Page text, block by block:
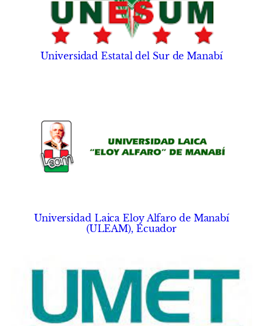
Universidad Estatal del Sur de Manabí
Universidad Laica Eloy Alfaro de Manabí
(ULEAM), Ecuador